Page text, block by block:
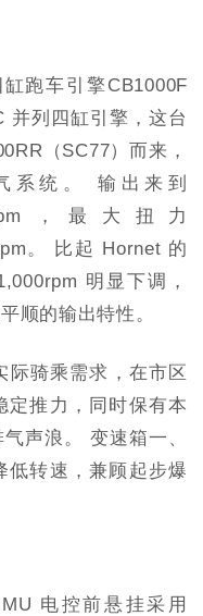
跑车引擎CB1000F
并列四缸引擎，这台
（SC77）而来，
系统。 输出来到
，最大扭力
。 比起 Hornet 的
明显下调，
顺的输出特性。
际骑乘需求，在市区
定推力，同时保有本
声浪。 变速箱一、
低转速，兼顾起步爆
电控前悬挂采用